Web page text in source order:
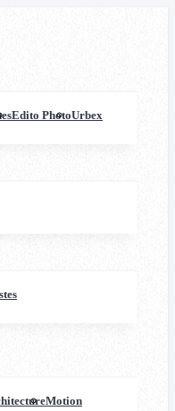
Edito PhotoUrbex
Motion